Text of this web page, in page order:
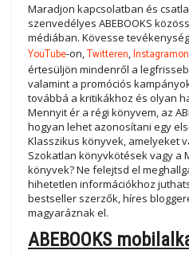
Maradjon kapcsolatban és
szenvedélyes ABEBOOKS
médiában. Kövesse
YouTube-on,Twitteren,Instagramon
értesüljön mindenről a
valamint a promóciós
továbbá a kritikákhoz és olyan
Mennyit ér a régi könyvem, az
hogyan lehet azonosítani egy
Klasszikus könyvek, amelyeket
Szokatlan könyvkötések vagy a
könyvek? Ne felejtsd el
hihetetlen információkhoz
bestseller szerzők, híres
magyaráznak el.
ABEBOOKS